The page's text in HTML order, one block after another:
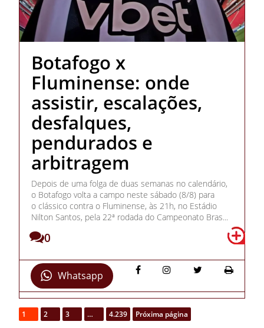
Botafogo x
Fluminense: onde
assistir, escalações,
desfalques,
pendurados e
arbitragem
Depois de uma folga de duas semanas no calendário,
o Botafogo volta a campo neste sábado (8/8) para
o clássico contra o Fluminense, às 21h, no Estádio
Nilton Santos, pela 22ª rodada do Campeonato Bras...
0
Whatsapp
1 2 3 … 4.239 Próxima página